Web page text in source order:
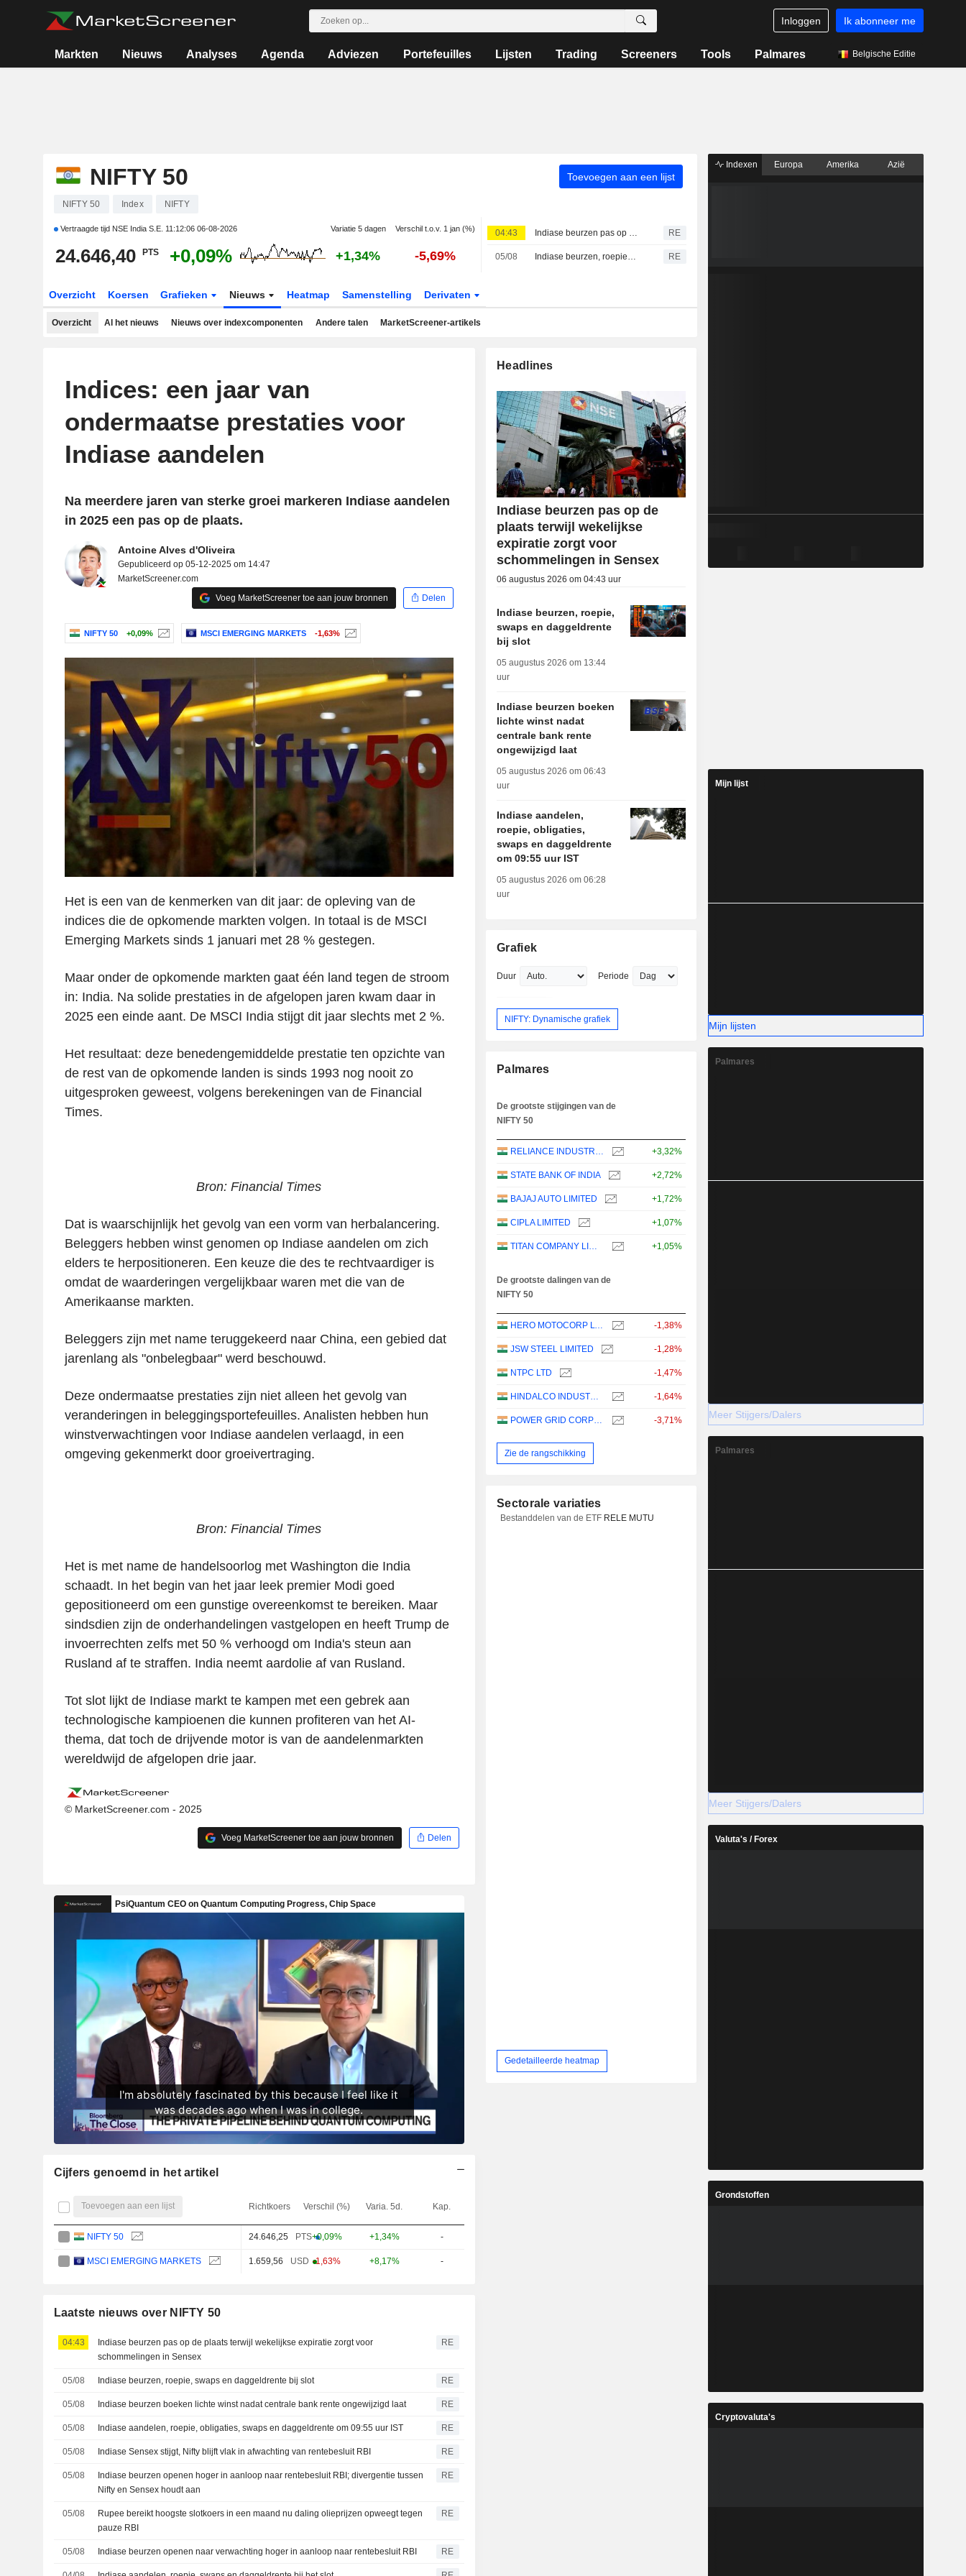
Inloggen Ik abonneer me
Markten Nieuws Analyses Agenda Adviezen Portefeuilles Lijsten Trading Screeners Tools Palmares Belgische Editie
NIFTY 50 Toevoegen aan een lijst
NIFTY 50 Index NIFTY
Vertraagde tijd NSE India S.E. 11:12:06 06-08-2026 Variatie 5 dagen Verschil t.o.v. 1 jan (%)
24.646,40 PTS +0,09% +1,34% -5,69%
04:43 Indiase beurzen pas op de plaats terwijl wekelijkse expiratie zorgt voor schommelingen in Sensex RE
05/08 Indiase beurzen, roepie, swaps en daggeldrente bij slot RE
Overzicht Koersen Grafieken Nieuws Heatmap Samenstelling Derivaten
Overzicht Al het nieuws Nieuws over indexcomponenten Andere talen MarketScreener-artikels
Indices: een jaar van
ondermaatse prestaties voor
Indiase aandelen
Na meerdere jaren van sterke groei markeren Indiase aandelen
in 2025 een pas op de plaats.
Antoine Alves d'Oliveira
Gepubliceerd op 05-12-2025 om 14:47
MarketScreener.com
Voeg MarketScreener toe aan jouw bronnen
Delen
NIFTY 50 +0,09% MSCI EMERGING MARKETS -1,63%
Het is een van de kenmerken van dit jaar: de opleving van de
indices die de opkomende markten volgen. In totaal is de MSCI
Emerging Markets sinds 1 januari met 28 % gestegen.
Maar onder de opkomende markten gaat één land tegen de stroom
in: India. Na solide prestaties in de afgelopen jaren kwam daar in
2025 een einde aant. De MSCI India stijgt dit jaar slechts met 2 %.
Het resultaat: deze benedengemiddelde prestatie ten opzichte van
de rest van de opkomende landen is sinds 1993 nog nooit zo
uitgesproken geweest, volgens berekeningen van de Financial
Times.
Bron: Financial Times
Dat is waarschijnlijk het gevolg van een vorm van herbalancering.
Beleggers hebben winst genomen op Indiase aandelen om zich
elders te herpositioneren. Een keuze die des te rechtvaardiger is
omdat de waarderingen vergelijkbaar waren met die van de
Amerikaanse markten.
Beleggers zijn met name teruggekeerd naar China, een gebied dat
jarenlang als "onbelegbaar" werd beschouwd.
Deze ondermaatse prestaties zijn niet alleen het gevolg van
veranderingen in beleggingsportefeuilles. Analisten hebben hun
winstverwachtingen voor Indiase aandelen verlaagd, in een
omgeving gekenmerkt door groeivertraging.
Bron: Financial Times
Het is met name de handelsoorlog met Washington die India
schaadt. In het begin van het jaar leek premier Modi goed
gepositioneerd om een gunstige overeenkomst te bereiken. Maar
sindsdien zijn de onderhandelingen vastgelopen en heeft Trump de
invoerrechten zelfs met 50 % verhoogd om India's steun aan
Rusland af te straffen. India neemt aardolie af van Rusland.
Tot slot lijkt de Indiase markt te kampen met een gebrek aan
technologische kampioenen die kunnen profiteren van het AI-
thema, dat toch de drijvende motor is van de aandelenmarkten
wereldwijd de afgelopen drie jaar.
© MarketScreener.com - 2025
Voeg MarketScreener toe aan jouw bronnen Delen
Cijfers genoemd in het artikel
Toevoegen aan een lijst Richtkoers Verschil (%) Varia. 5d. Kap.
NIFTY 50 24.646,25 PTS+0,09% +1,34% -
MSCI EMERGING MARKETS 1.659,56 USD -1,63% +8,17% -
Laatste nieuws over NIFTY 50
04:43
Indiase beurzen pas op de plaats terwijl wekelijkse expiratie zorgt voor
schommelingen in Sensex
RE
05/08 Indiase beurzen, roepie, swaps en daggeldrente bij slot RE
05/08 Indiase beurzen boeken lichte winst nadat centrale bank rente ongewijzigd laat RE
05/08 Indiase aandelen, roepie, obligaties, swaps en daggeldrente om 09:55 uur IST RE
05/08 Indiase Sensex stijgt, Nifty blijft vlak in afwachting van rentebesluit RBI RE
05/08
Indiase beurzen openen hoger in aanloop naar rentebesluit RBI; divergentie tussen
Nifty en Sensex houdt aan
RE
05/08
Rupee bereikt hoogste slotkoers in een maand nu daling olieprijzen opweegt tegen
pauze RBI
RE
05/08 Indiase beurzen openen naar verwachting hoger in aanloop naar rentebesluit RBI RE
Headlines
Indiase beurzen pas op de
plaats terwijl wekelijkse
expiratie zorgt voor
schommelingen in Sensex
06 augustus 2026 om 04:43 uur
Indiase beurzen, roepie,
swaps en daggeldrente
bij slot
05 augustus 2026 om 13:44
uur
Indiase beurzen boeken
lichte winst nadat
centrale bank rente
ongewijzigd laat
05 augustus 2026 om 06:43
uur
Indiase aandelen,
roepie, obligaties,
swaps en daggeldrente
om 09:55 uur IST
05 augustus 2026 om 06:28
uur
Grafiek
Duur Periode
NIFTY: Dynamische grafiek
Palmares
De grootste stijgingen van de
NIFTY 50
RELIANCE INDUSTRIES LTD +3,32%
STATE BANK OF INDIA +2,72%
BAJAJ AUTO LIMITED +1,72%
CIPLA LIMITED +1,07%
TITAN COMPANY LIMITED +1,05%
De grootste dalingen van de
NIFTY 50
HERO MOTOCORP LTD -1,38%
JSW STEEL LIMITED -1,28%
NTPC LTD -1,47%
HINDALCO INDUSTRIES LIMITED -1,64%
POWER GRID CORPORATION OF INDIA LIMITED -3,71%
Zie de rangschikking
Sectorale variaties
Bestanddelen van de ETF RELE MUTU
Gedetailleerde heatmap
Indexen Europa Amerika Azië
Mijn lijst
Mijn lijsten
Palmares
Meer Stijgers/Dalers
Palmares
Meer Stijgers/Dalers
Valuta's / Forex
Grondstoffen
Cryptovaluta's